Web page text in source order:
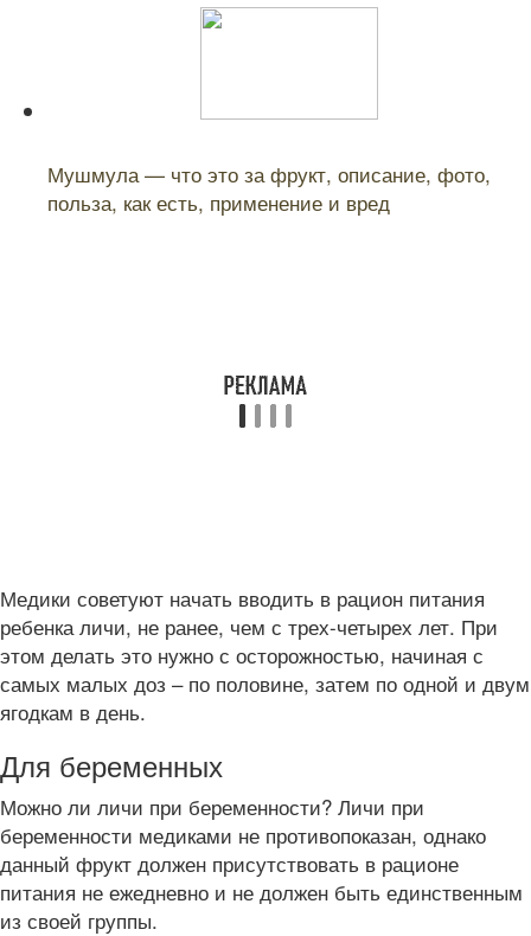
Мушмула — что это за фрукт, описание, фото,
польза, как есть, применение и вред
Медики советуют начать вводить в рацион питания
ребенка личи, не ранее, чем с трех-четырех лет. При
этом делать это нужно с осторожностью, начиная с
самых малых доз – по половине, затем по одной и двум
ягодкам в день.
Для беременных
Можно ли личи при беременности? Личи при
беременности медиками не противопоказан, однако
данный фрукт должен присутствовать в рационе
питания не ежедневно и не должен быть единственным
из своей группы.